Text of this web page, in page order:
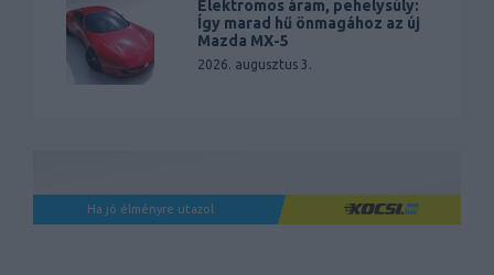
Elektromos áram, pehelysúly:
Így marad hű önmagához az új
Mazda MX-5
2026. augusztus 3.
Ha jó élményre utazol